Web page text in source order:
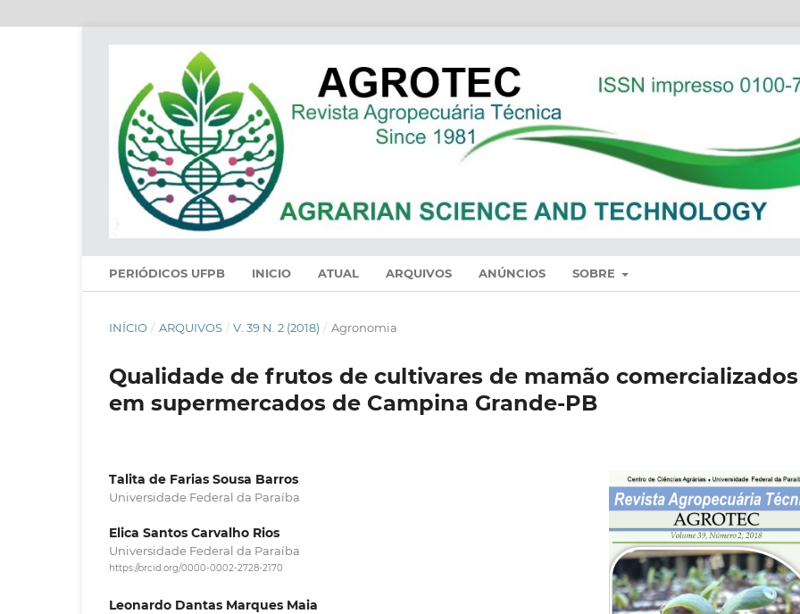
PERIÓDICOS UFPB INICIO ATUAL ARQUIVOS ANÚNCIOS SOBRE
INÍCIO / ARQUIVOS / V. 39 N. 2 (2018) / Agronomia
Qualidade de frutos de cultivares de mamão comercializados
em supermercados de Campina Grande-PB
Talita de Farias Sousa Barros
Universidade Federal da Paraíba
Elica Santos Carvalho Rios
Universidade Federal da Paraíba
https://orcid.org/0000-0002-2728-2170
Leonardo Dantas Marques Maia